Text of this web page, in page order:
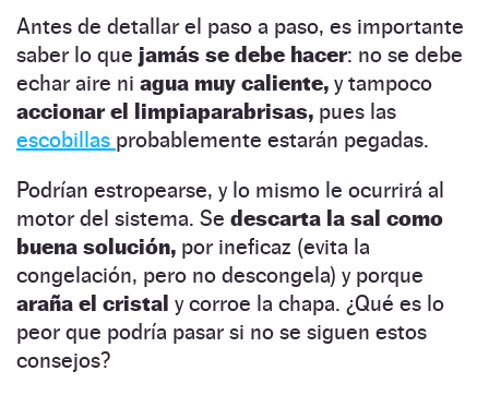
Antes de detallar el paso a paso, es importante
saber lo que jamás se debe hacer: no se debe
echar aire ni agua muy caliente, y tampoco
accionar el limpiaparabrisas, pues las
escobillas probablemente estarán pegadas.
Podrían estropearse, y lo mismo le ocurrirá al
motor del sistema. Se descarta la sal como
buena solución, por ineficaz (evita la
congelación, pero no descongela) y porque
araña el cristal y corroe la chapa. ¿Qué es lo
peor que podría pasar si no se siguen estos
consejos?